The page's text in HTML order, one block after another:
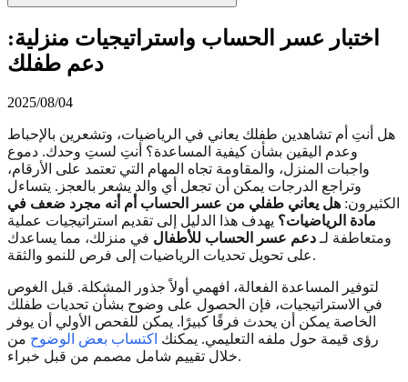
اختبار عسر الحساب واستراتيجيات منزلية:
دعم طفلك
2025/08/04
هل أنتِ أم تشاهدين طفلك يعاني في الرياضيات، وتشعرين بالإحباط
وعدم اليقين بشأن كيفية المساعدة؟ أنتِ لستِ وحدك. دموع
واجبات المنزل، والمقاومة تجاه المهام التي تعتمد على الأرقام،
وتراجع الدرجات يمكن أن تجعل أي والد يشعر بالعجز. يتساءل
الكثيرون: هل يعاني طفلي من عسر الحساب أم أنه مجرد ضعف في
مادة الرياضيات؟ يهدف هذا الدليل إلى تقديم استراتيجيات عملية
ومتعاطفة لـ دعم عسر الحساب للأطفال في منزلك، مما يساعدك
على تحويل تحديات الرياضيات إلى فرص للنمو والثقة.
لتوفير المساعدة الفعالة، افهمي أولاً جذور المشكلة. قبل الغوص
في الاستراتيجيات، فإن الحصول على وضوح بشأن تحديات طفلك
الخاصة يمكن أن يحدث فرقًا كبيرًا. يمكن للفحص الأولي أن يوفر
رؤى قيمة حول ملفه التعليمي. يمكنك اكتساب بعض الوضوح من
خلال تقييم شامل مصمم من قبل خبراء.